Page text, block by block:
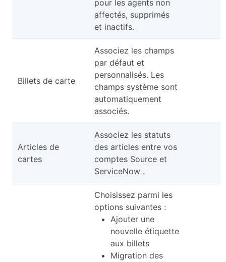
pour les agents non
affectés, supprimés
et inactifs.
Billets de carte
Associez les champs
par défaut et
personnalisés. Les
champs système sont
automatiquement
associés.
Articles de
cartes
Associez les statuts
des articles entre vos
comptes Source et
ServiceNow .
Choisissez parmi les
options suivantes :
Ajouter une
nouvelle étiquette
aux billets
Migration des